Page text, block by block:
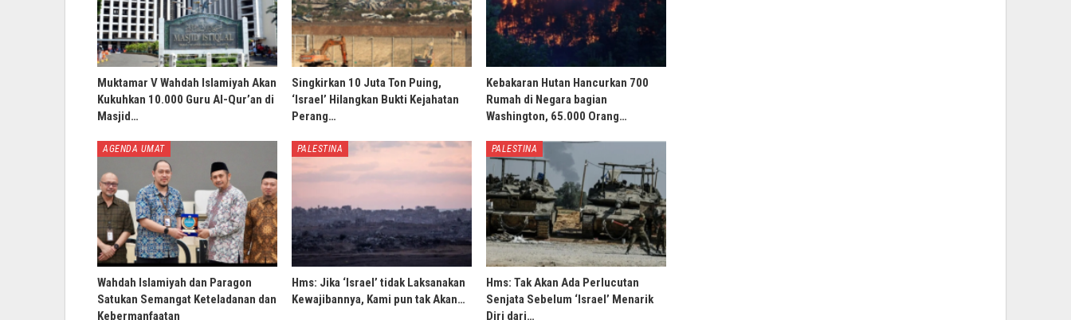
Muktamar V Wahdah Islamiyah Akan
Kukuhkan 10.000 Guru Al-Qur’an di
Masjid…
Singkirkan 10 Juta Ton Puing,
‘Israel’ Hilangkan Bukti Kejahatan
Perang…
Kebakaran Hutan Hancurkan 700
Rumah di Negara bagian
Washington, 65.000 Orang…
AGENDA UMAT
Wahdah Islamiyah dan Paragon
Satukan Semangat Keteladanan dan
Kebermanfaatan
PALESTINA
Hms: Jika ‘Israel’ tidak Laksanakan
Kewajibannya, Kami pun tak Akan…
PALESTINA
Hms: Tak Akan Ada Perlucutan
Senjata Sebelum ‘Israel’ Menarik
Diri dari…